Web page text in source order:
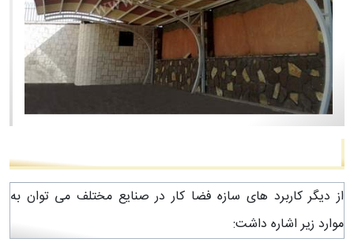
از دیگر کاربرد های سازه فضا کار در صنایع مختلف می توان به
موارد زیر اشاره داشت: